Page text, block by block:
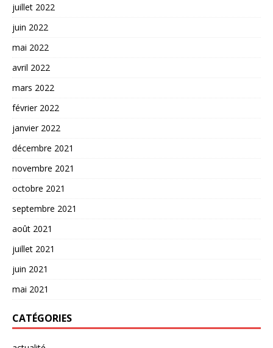
juillet 2022
juin 2022
mai 2022
avril 2022
mars 2022
février 2022
janvier 2022
décembre 2021
novembre 2021
octobre 2021
septembre 2021
août 2021
juillet 2021
juin 2021
mai 2021
CATÉGORIES